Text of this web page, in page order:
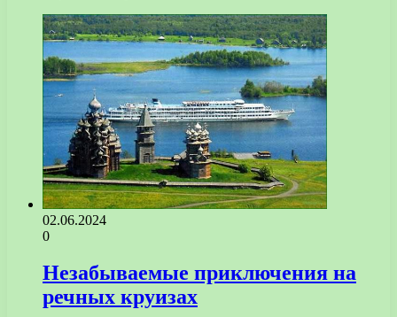
02.06.2024
0
Незабываемые приключения на
речных круизах